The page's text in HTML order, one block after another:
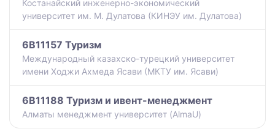
Костанайский инженерно-экономический
университет им. М. Дулатова (КИНЭУ им. Дулатова)
6B11157 Туризм
Международный казахско-турецкий университет
имени Ходжи Ахмеда Ясави (МКТУ им. Ясави)
6B11188 Туризм и ивент-менеджмент
Алматы менеджмент университет (AlmaU)